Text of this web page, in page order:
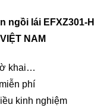
ngồi lái EFXZ301-H
NAM
khai…
phí
kinh nghiệm